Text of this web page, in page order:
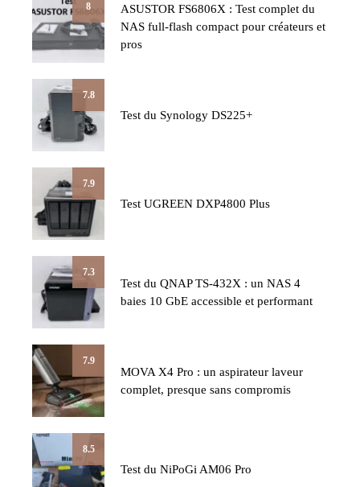
8
ASUSTOR FS6806X : Test complet du
NAS full-flash compact pour créateurs et
pros
7.8
Test du Synology DS225+
7.9
Test UGREEN DXP4800 Plus
7.3
Test du QNAP TS-432X : un NAS 4
baies 10 GbE accessible et performant
7.9
MOVA X4 Pro : un aspirateur laveur
complet, presque sans compromis
8.5
Test du NiPoGi AM06 Pro